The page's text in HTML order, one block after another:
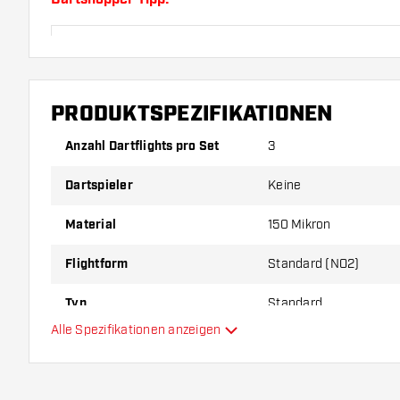
Probieren Sie eine andere Form, ein anderes
Dicke der Flights aus, um herauszufinden, welche
PRODUKTSPEZIFIKATIONEN
Anzahl Dartflights pro Set 3
Dartspieler Keine
Material 150 Mikron
Flightform Standard (NO2)
Typ Standard
Alle Spezifikationen anzeigen